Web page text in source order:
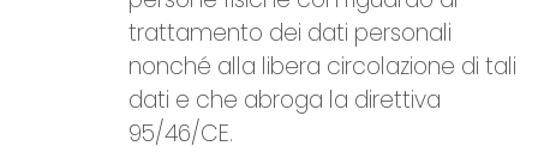
trattamento dei dati personali
nonché alla libera circolazione di tali
dati e che abroga la direttiva
95/46/CE.